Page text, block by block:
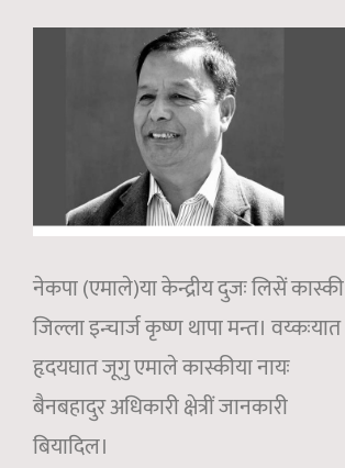
नेकपा (एमाले)या केन्द्रीय दुजः लिसें कास्की
जिल्ला इन्चार्ज कृष्ण थापा मन्त। वय्कःयात
हृदयघात जूगु एमाले कास्कीया नायः
बैनबहादुर अधिकारी क्षेत्रीं जानकारी
बियादिल।